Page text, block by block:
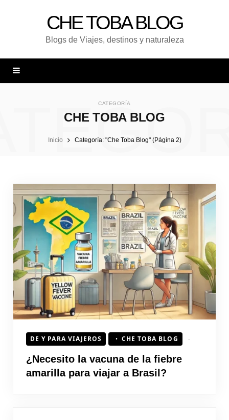
CHE TOBA BLOG
Blogs de Viajes, destinos y naturaleza
CATEGORÍA
CHE TOBA BLOG
Inicio Categoría: "Che Toba Blog" (Página 2)
DE Y PARA VIAJEROS CHE TOBA BLOG
¿Necesito la vacuna de la fiebre
amarilla para viajar a Brasil?